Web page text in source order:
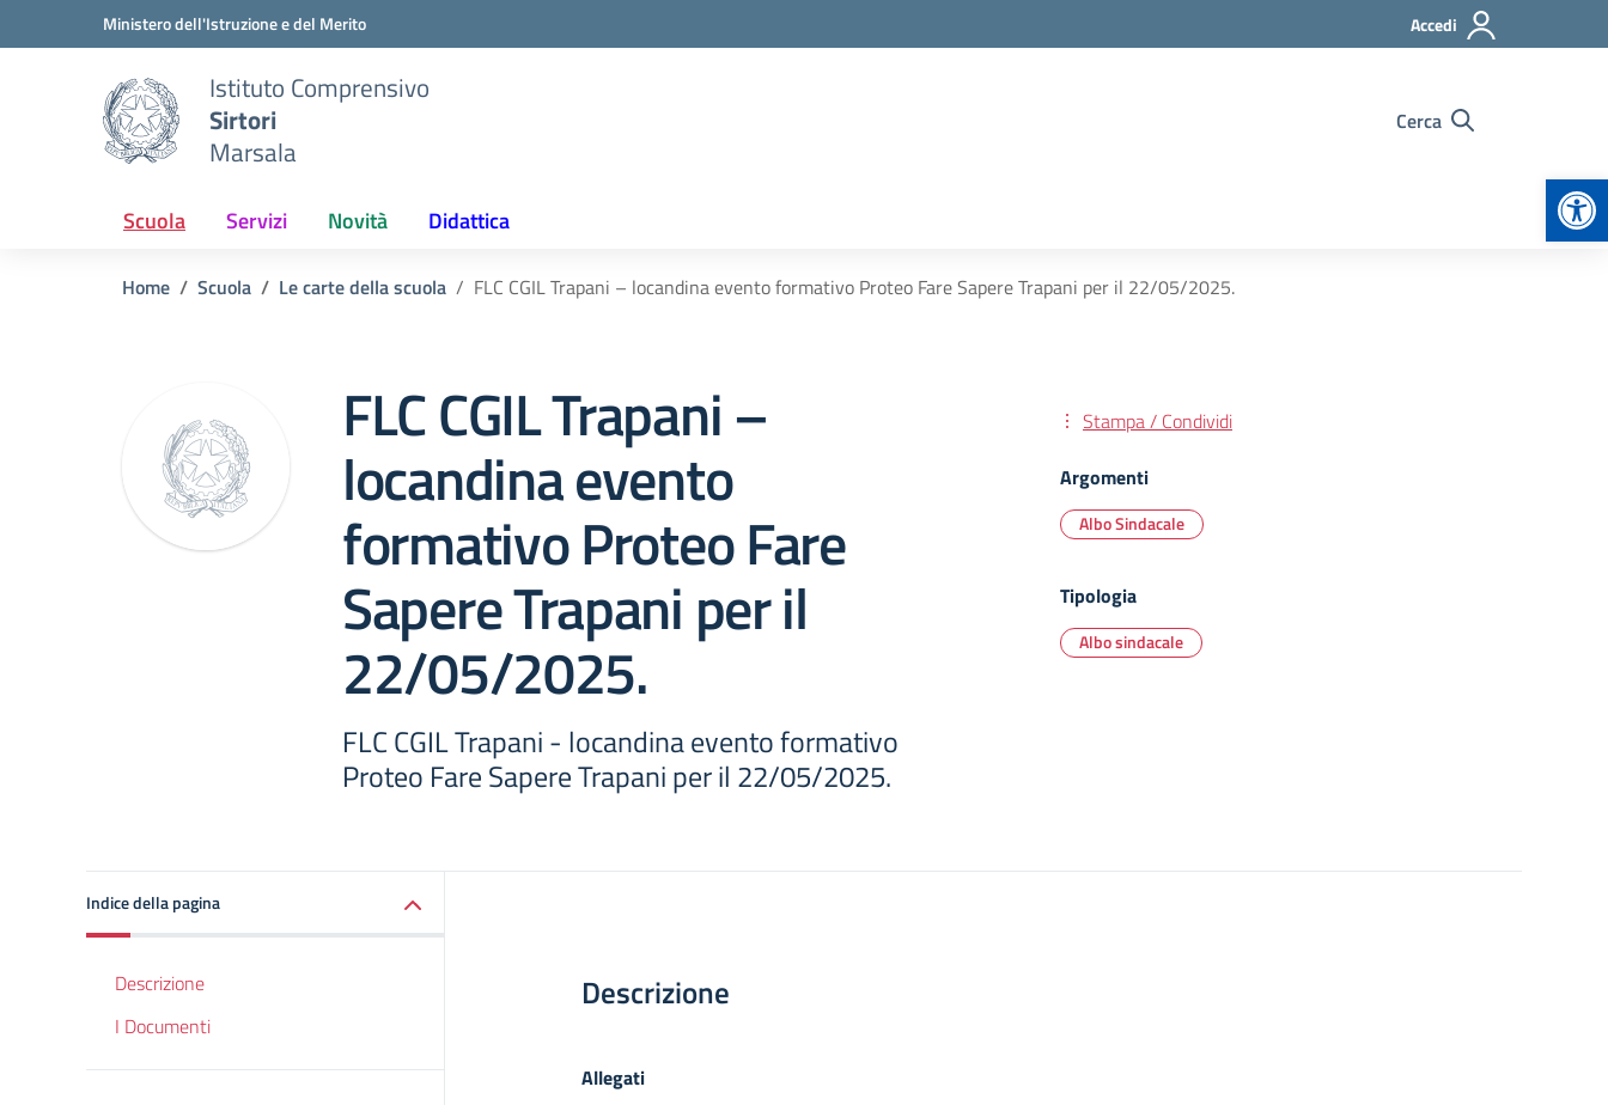
Vai ai contenuti
Vai al menu di navigazioneMinistero dell'Istruzione e del Merito Accedi
Istituto Comprensivo
Sirtori
Marsala
Cerca
Scuola Servizi Novità Didattica
Home Scuola Le carte della scuola FLC CGIL Trapani – locandina evento formativo Proteo Fare Sapere Trapani per il 22/05/2025.
FLC CGIL Trapani –
locandina evento
formativo Proteo Fare
Sapere Trapani per il
22/05/2025.
FLC CGIL Trapani - locandina evento formativo
Proteo Fare Sapere Trapani per il 22/05/2025.
Stampa / Condividi
Argomenti
Albo Sindacale
Tipologia
Albo sindacale
Indice della pagina
Descrizione
I Documenti
Descrizione
Allegati